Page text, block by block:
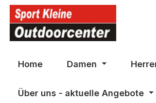
Zur Hauptnavigation springen
Home Damen
Über uns - aktuelle Angebote